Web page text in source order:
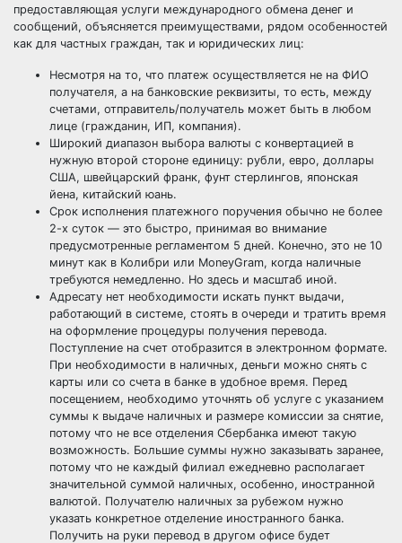
предоставляющая услуги международного обмена денег и
сообщений, объясняется преимуществами, рядом особенностей
как для частных граждан, так и юридических лиц:
Несмотря на то, что платеж осуществляется не на ФИО
получателя, а на банковские реквизиты, то есть, между
счетами, отправитель/получатель может быть в любом
лице (гражданин, ИП, компания).
Широкий диапазон выбора валюты с конвертацией в
нужную второй стороне единицу: рубли, евро, доллары
США, швейцарский франк, фунт стерлингов, японская
йена, китайский юань.
Срок исполнения платежного поручения обычно не более
2-х суток — это быстро, принимая во внимание
предусмотренные регламентом 5 дней. Конечно, это не 10
минут как в Колибри или MoneyGram, когда наличные
требуются немедленно. Но здесь и масштаб иной.
Адресату нет необходимости искать пункт выдачи,
работающий в системе, стоять в очереди и тратить время
на оформление процедуры получения перевода.
Поступление на счет отобразится в электронном формате.
При необходимости в наличных, деньги можно снять с
карты или со счета в банке в удобное время. Перед
посещением, необходимо уточнять об услуге с указанием
суммы к выдаче наличных и размере комиссии за снятие,
потому что не все отделения Сбербанка имеют такую
возможность. Большие суммы нужно заказывать заранее,
потому что не каждый филиал ежедневно располагает
значительной суммой наличных, особенно, иностранной
валютой. Получателю наличных за рубежом нужно
указать конкретное отделение иностранного банка.
Получить на руки перевод в другом офисе будет